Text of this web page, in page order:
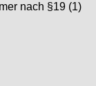
nach §19 (1)